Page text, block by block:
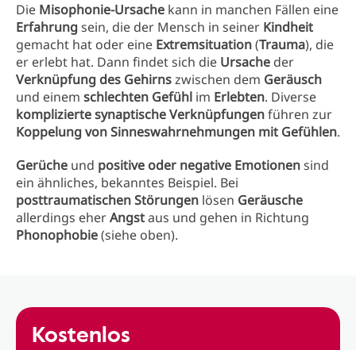
Die Misophonie-Ursache kann in manchen Fällen eine
Erfahrungsein, die der Mensch in seiner Kindheit
gemacht hat oder eine Extremsituation(Trauma), die
er erlebt hat. Dann findet sich die Ursache der
Verknüpfung des Gehirnszwischen dem Geräusch
und einem schlechten Gefühl im Erlebten. Diverse
komplizierte synaptische Verknüpfungenführen zur
Koppelung von Sinneswahrnehmungen mit Gefühlen.
Gerüche und positive oder negative Emotionensind
ein ähnliches, bekanntes Beispiel. Bei
posttraumatischen Störungen lösen Geräusche
allerdings eherAngstaus und gehen in Richtung
Phonophobie(siehe oben).
Kostenlos